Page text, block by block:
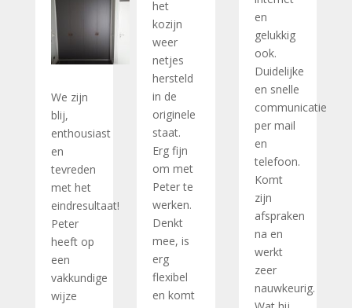
het
kozijn
weer
netjes
hersteld
in de
originele
staat.
Erg fijn
om met
Peter te
werken.
Denkt
mee, is
erg
flexibel
en komt
en
gelukkig
ook.
Duidelijke
en snelle
communicatie
per mail
en
telefoon.
Komt
zijn
afspraken
na en
werkt
zeer
nauwkeurig.
We zijn
blij,
enthousiast
en
tevreden
met het
eindresultaat!
Peter
heeft op
een
vakkundige
wijze